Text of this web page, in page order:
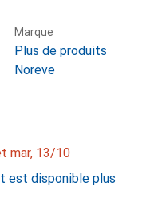
Marque
Plus de produits
Noreve
mar, 13/10
est disponible plus